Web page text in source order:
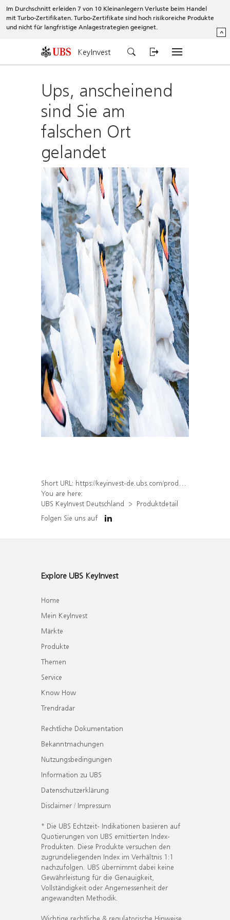
Im Durchschnitt erleiden 7 von 10 Kleinanlegern Verluste beim Handel
mit Turbo-Zertifikaten. Turbo-Zertifikate sind hoch risikoreiche Produkte
und nicht für langfristige Anlagestrategien geeignet.
^
KeyInvest
Ups, anscheinend
sind Sie am
falschen Ort
gelandet
Short URL: https://keyinvest-de.ubs.com/produkt/detail/index/isin/DE000WA4AV32
You are here:
UBS KeyInvest Deutschland
Produktdetail
Folgen Sie uns auf
Explore UBS KeyInvest
Home
Mein KeyInvest
Märkte
Produkte
Themen
Service
Know How
Trendradar
Rechtliche Dokumentation
Bekanntmachungen
Nutzungsbedingungen
Information zu UBS
Datenschutzerklärung
Disclaimer / Impressum
* Die UBS Echtzeit- Indikationen basieren auf
Quotierungen von UBS emittierten Index-
Produkten. Diese Produkte versuchen den
zugrundeliegenden Index im Verhältnis 1:1
nachzufolgen. UBS übernimmt dabei keine
Gewährleistung für die Genauigkeit,
Vollständigkeit oder Angemessenheit der
angewandten Methodik.